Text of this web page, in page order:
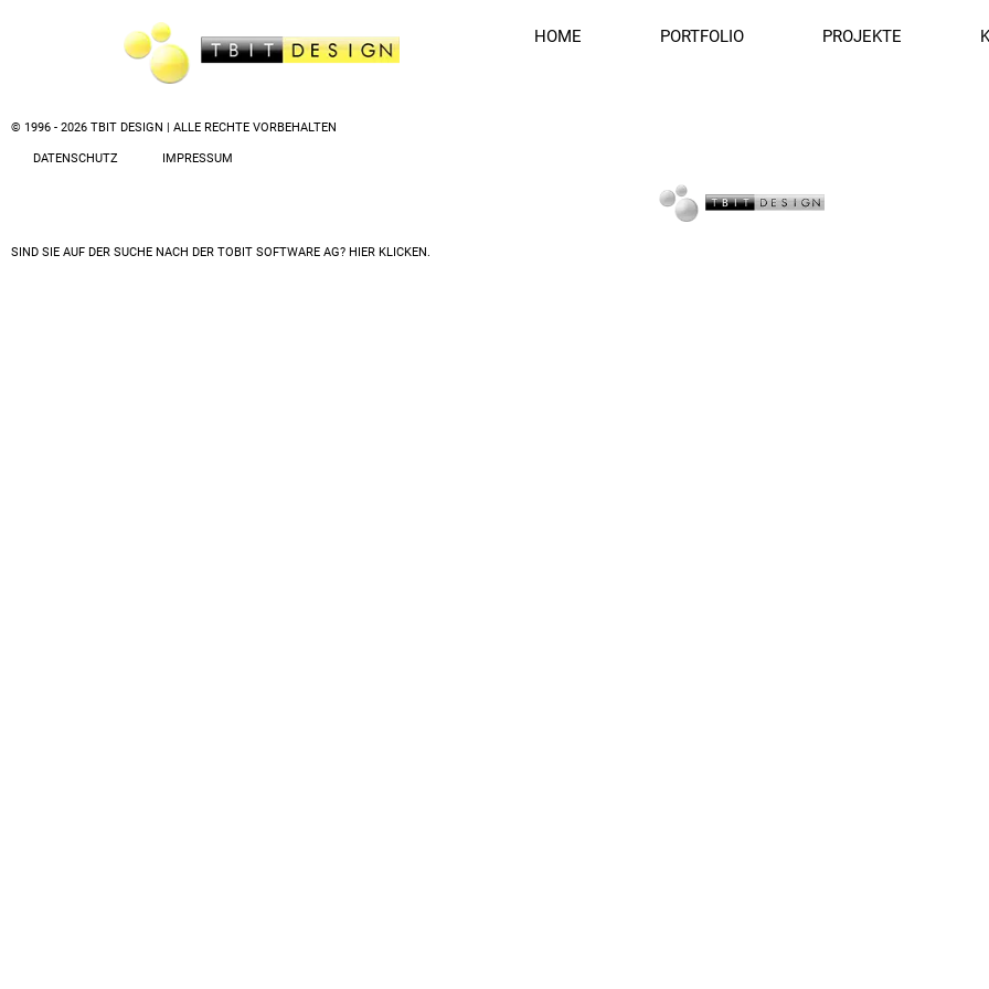
HOME PORTFOLIO PROJEKTE
© 1996 - 2026 TBIT DESIGN | ALLE RECHTE VORBEHALTEN
DATENSCHUTZ IMPRESSUM
SIND SIE AUF DER SUCHE NACH DER TOBIT SOFTWARE AG? HIER KLICKEN.